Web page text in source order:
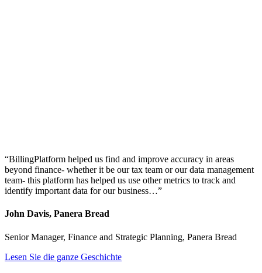
“BillingPlatform helped us find and improve accuracy in areas
beyond finance- whether it be our tax team or our data management
team- this platform has helped us use other metrics to track and
identify important data for our business…”
John Davis, Panera Bread
Senior Manager, Finance and Strategic Planning, Panera Bread
Lesen Sie die ganze Geschichte